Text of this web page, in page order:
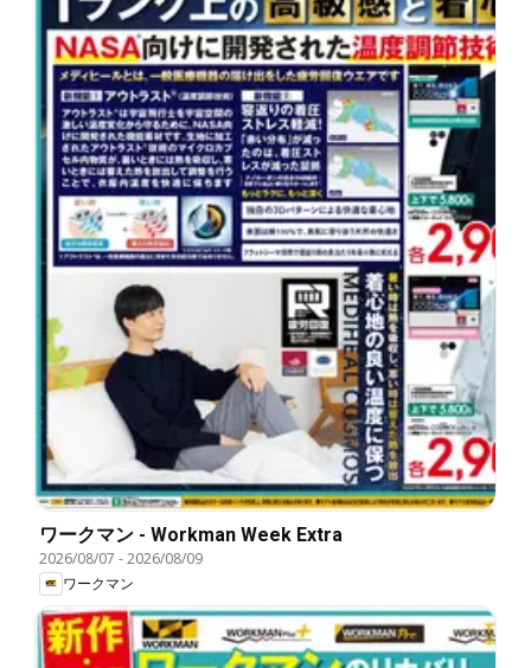
ワークマン - Workman Week Extra
2026/08/07 -2026/08/09
ワークマン